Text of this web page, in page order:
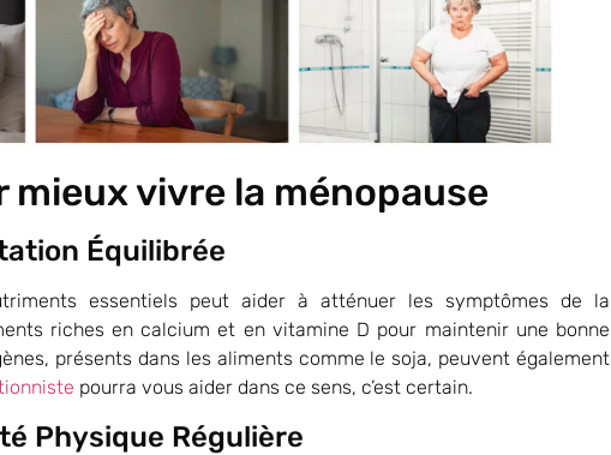
vivre la ménopause
Équilibrée
essentiels peut aider à atténuer les symptômes de la
riches en calcium et en vitamine D pour maintenir une bonne
présents dans les aliments comme le soja, peuvent également
pourra vous aider dans ce sens, c’est certain.
Physique Régulière